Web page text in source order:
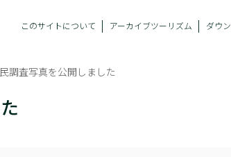
このサイトについて アーカイブツーリズム ダウ
調査写真を公開しました